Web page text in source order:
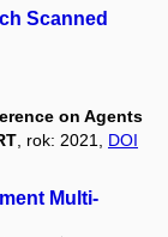
Scanned
on Agents
, rok: 2021, DOI
Multi-